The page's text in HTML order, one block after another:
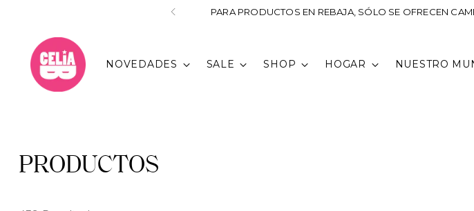
PARA PRODUCTOS EN REBAJA, SÓLO SE OFRECEN
NOVEDADES SALE SHOP HOGAR NUESTRO
PRODUCTOS